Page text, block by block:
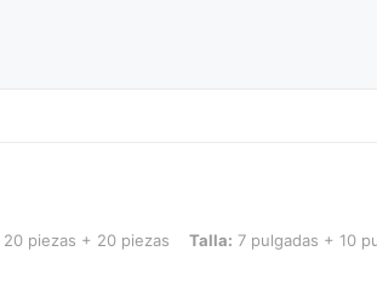
+ 20 piezas, Talla: 7 pulgadas + 10 pulgadas
20 piezas + 20 piezas Talla: 7 pulgadas + 10